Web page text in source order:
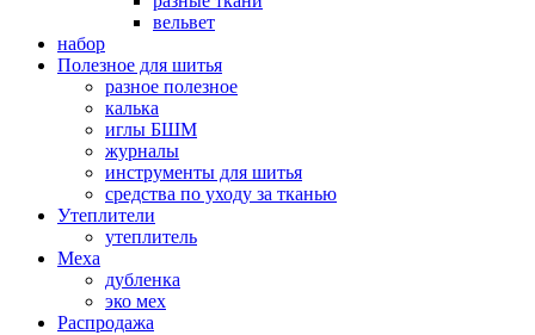
вельвет
набор
Полезное для шитья
разное полезное
калька
иглы БШМ
журналы
инструменты для шитья
средства по уходу за тканью
Утеплители
утеплитель
Меха
дубленка
эко мех
Распродажа